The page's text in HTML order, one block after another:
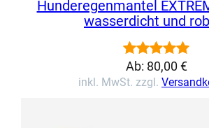
Hunderegenmantel
wasserdicht und
Bewertet
mit5.00
5
Ab: 80,00 €
inkl. MwSt. zzgl.